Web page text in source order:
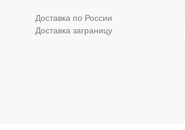
Доставка по России
Доставка заграницу